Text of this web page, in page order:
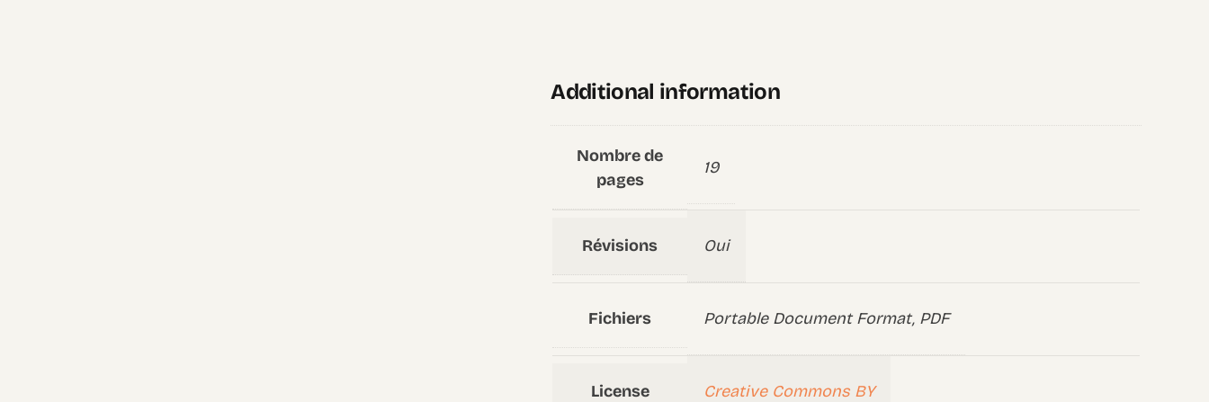
Additional information
Nombre de
pages
19
Révisions Oui
Fichiers Portable Document Format, PDF
License Creative Commons BY